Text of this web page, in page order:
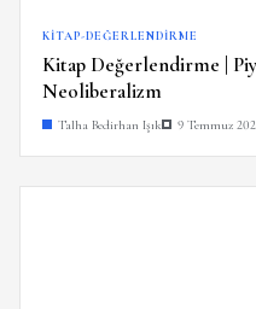
KITAP-DEĞERLENDIRME
Kitap Değerlendirme |
Neoliberalizm
Talha Bedirhan Işık 9 Temmuz